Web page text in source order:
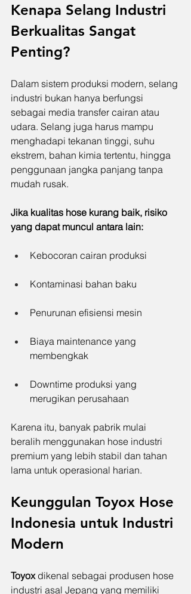
Kenapa Selang Industri
Berkualitas Sangat
Penting?
Dalam sistem produksi modern, selang
industri bukan hanya berfungsi
sebagai media transfer cairan atau
udara. Selang juga harus mampu
menghadapi tekanan tinggi, suhu
ekstrem, bahan kimia tertentu, hingga
penggunaan jangka panjang tanpa
mudah rusak.
Jika kualitas hose kurang baik, risiko
yang dapat muncul antara lain:
Kebocoran cairan produksi
Kontaminasi bahan baku
Penurunan efisiensi mesin
Biaya maintenance yang
membengkak
Downtime produksi yang
merugikan perusahaan
Karena itu, banyak pabrik mulai
beralih menggunakan hose industri
premium yang lebih stabil dan tahan
lama untuk operasional harian.
Keunggulan Toyox Hose
Indonesia untuk Industri
Modern
Toyox dikenal sebagai produsen hose
industri asal Jepang yang memiliki